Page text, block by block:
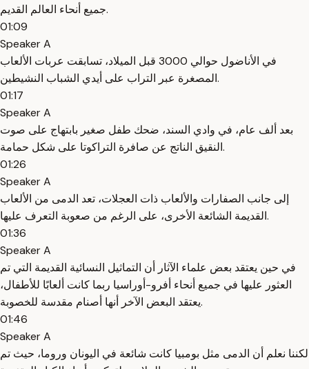
جميع أنحاء العالم القديم.
01:09
Speaker A
في الأناضول حوالي 3000 قبل الميلاد، تسابقت عربات الألعاب
المصغرة عبر التراب على أيدي الشباب النشيطين.
01:17
Speaker A
بعد ألف عام، في وادي السند، ضحك طفل صغير بابتهاج على صوت
النقيق الناتج عن صافرة التراكوتا على شكل حمامة.
01:26
Speaker A
إلى جانب الصفارات والألعاب ذات العجلات، تعد الدمى من الألعاب
القديمة الشائعة الأخرى، على الرغم من صعوبة التعرف عليها.
01:36
Speaker A
في حين يعتقد بعض علماء الآثار أن التماثيل النسائية القديمة التي تم
العثور عليها في جميع أنحاء أفرو-أوراسيا ربما كانت ألعابًا للأطفال،
يعتقد البعض الآخر أنها أصنام مقدسة للخصوبة.
01:46
Speaker A
لكننا نعلم أن الدمى مثل بومبيا كانت شائعة في اليونان وروما، حيث تم